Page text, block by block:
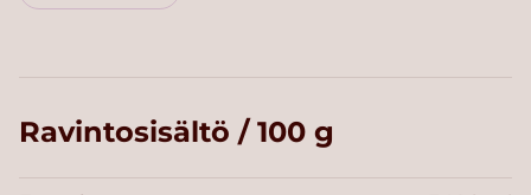
Ravintosisältö / 100 g